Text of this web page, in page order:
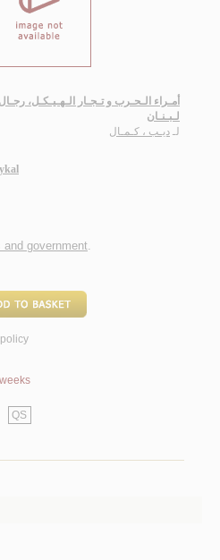
أمـراء الـحـرب و تـجـار الـهـيـكـل،
لـبـنـان
لـ ديـب ، كـمـال
and government.
QS